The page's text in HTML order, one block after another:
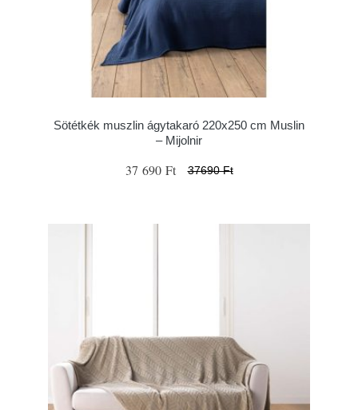
Sötétkék muszlin ágytakaró 220x250 cm Muslin
– Mijolnir
37 690 Ft 37690 Ft